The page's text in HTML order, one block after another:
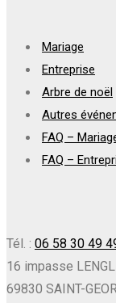
Mariage
Entreprise
Arbre de noël
Autres
FAQ –
FAQ –
Tél. : 06 58 30 49
16 impasse
69830 SAINT-